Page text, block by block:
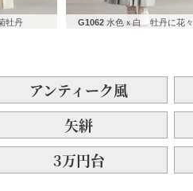
牡丹 G1062 水色ｘ白 牡丹に花々
アンティーク風
矢絣
3万円台